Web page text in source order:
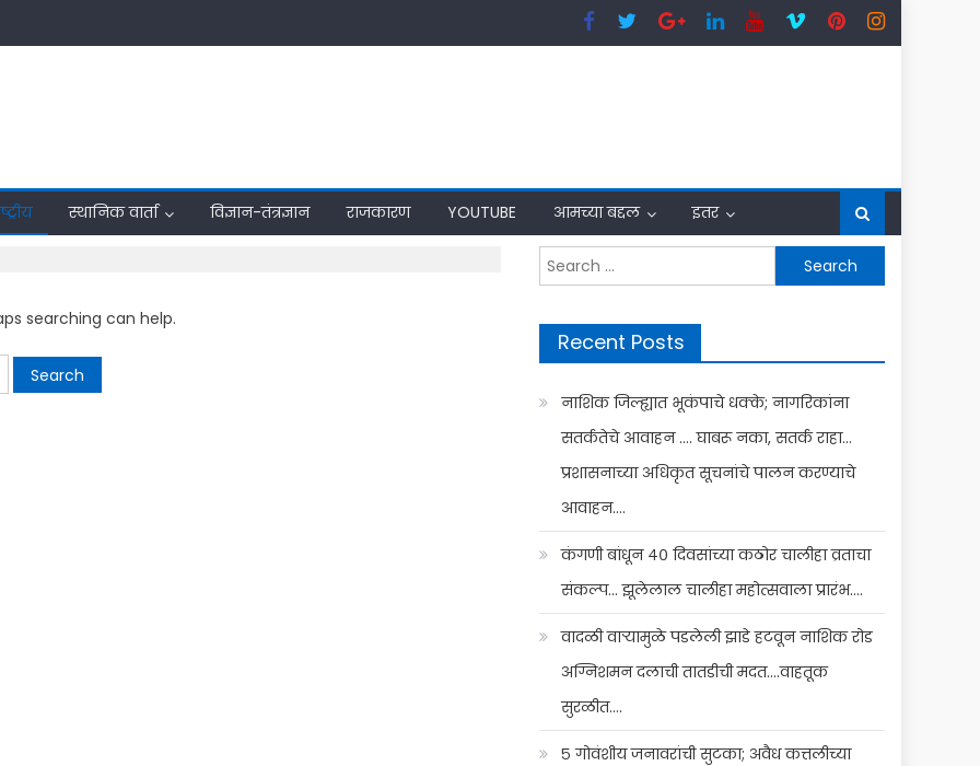
स्थानिक वार्ता विज्ञान-तंत्रज्ञान राजकारण YOUTUBE आमच्या बद्दल इतर
searching can help.
Search
for:
Recent Posts
नाशिक जिल्ह्यात भूकंपाचे धक्के; नागरिकांना
सतर्कतेचे आवाहन …. घाबरू नका, सतर्क राहा…
प्रशासनाच्या अधिकृत सूचनांचे पालन करण्याचे
आवाहन….
कंगणी बांधून ४० दिवसांच्या कठोर चालीहा व्रताचा
संकल्प… झूलेलाल चालीहा महोत्सवाला प्रारंभ….
वादळी वाऱ्यामुळे पडलेली झाडे हटवून नाशिक रोड
अग्निशमन दलाची तातडीची मदत….वाहतूक
सुरळीत….
५ गोवंशीय जनावरांची सुटका; अवैध कत्तलीच्या